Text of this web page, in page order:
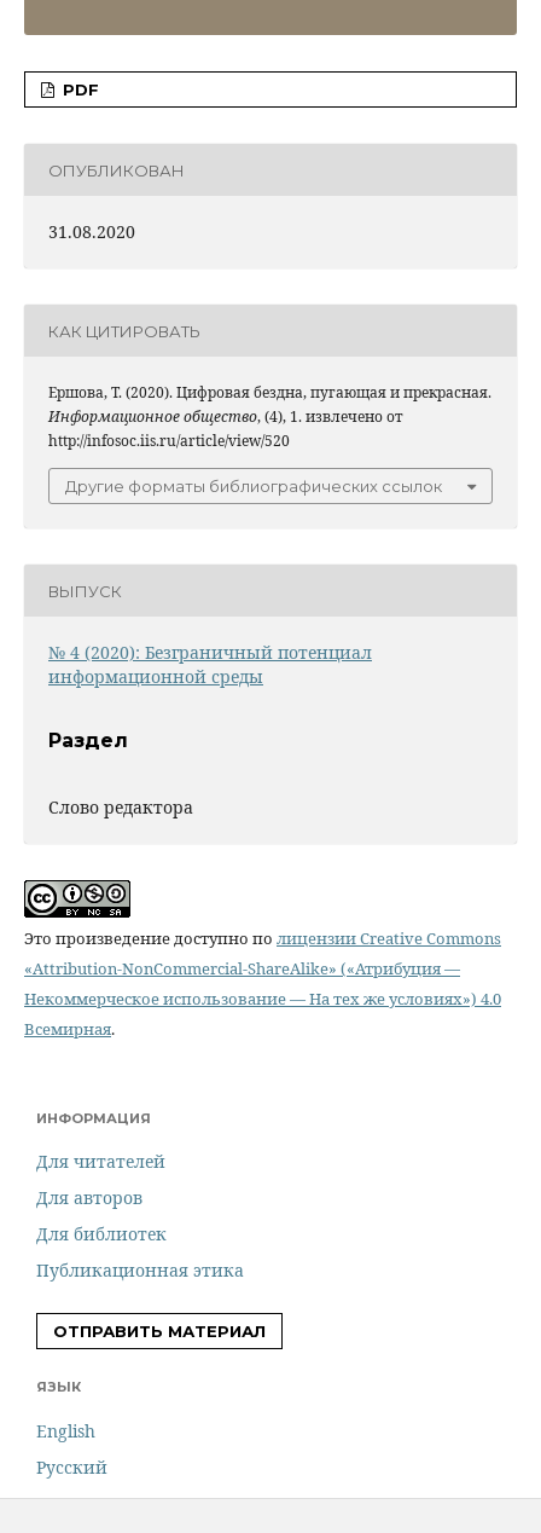
PDF
ОПУБЛИКОВАН
31.08.2020
КАК ЦИТИРОВАТЬ
Ершова, Т. (2020). Цифровая бездна, пугающая и прекрасная.
Информационное общество, (4), 1. извлечено от
http://infosoc.iis.ru/article/view/520
Другие форматы библиографических ссылок
ВЫПУСК
№ 4 (2020): Безграничный потенциал
информационной среды
Раздел
Слово редактора
Это произведение доступно по лицензии Creative Commons
«Attribution-NonCommercial-ShareAlike» («Атрибуция —
Некоммерческое использование — На тех же условиях») 4.0
Всемирная.
ИНФОРМАЦИЯ
Для читателей
Для авторов
Для библиотек
Публикационная этика
ОТПРАВИТЬ МАТЕРИАЛ
ЯЗЫК
English
Русский